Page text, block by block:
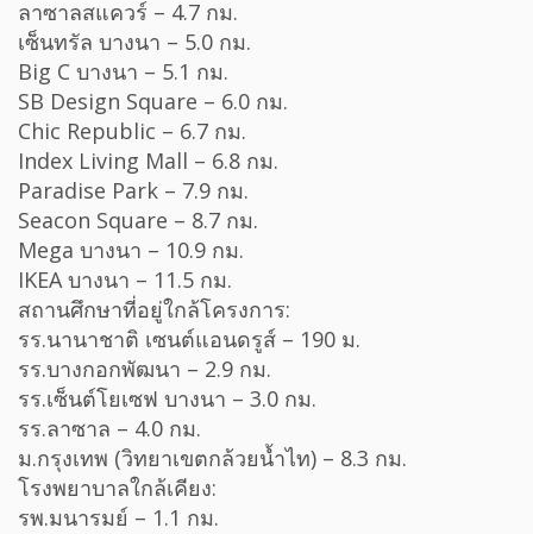
ลาซาลสแควร์ – 4.7 กม.
เซ็นทรัล บางนา – 5.0 กม.
Big C บางนา – 5.1 กม.
SB Design Square – 6.0 กม.
Chic Republic – 6.7 กม.
Index Living Mall – 6.8 กม.
Paradise Park – 7.9 กม.
Seacon Square – 8.7 กม.
Mega บางนา – 10.9 กม.
IKEA บางนา – 11.5 กม.
สถานศึกษาที่อยู่ใกล้โครงการ:
รร.นานาชาติ เซนต์แอนดรูส์ – 190 ม.
รร.บางกอกพัฒนา – 2.9 กม.
รร.เซ็นต์โยเซฟ บางนา – 3.0 กม.
รร.ลาซาล – 4.0 กม.
ม.กรุงเทพ (วิทยาเขตกล้วยน้ำไท) – 8.3 กม.
โรงพยาบาลใกล้เคียง:
รพ.มนารมย์ – 1.1 กม.